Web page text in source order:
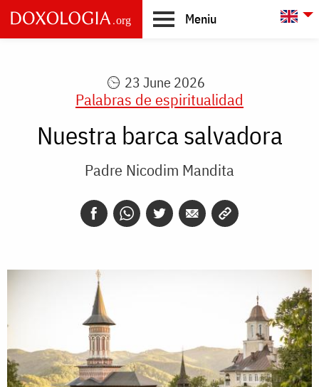
Skip to main content
Meniu
23 June 2026
Palabras de espiritualidad
Nuestra barca salvadora
Padre Nicodim Mandita